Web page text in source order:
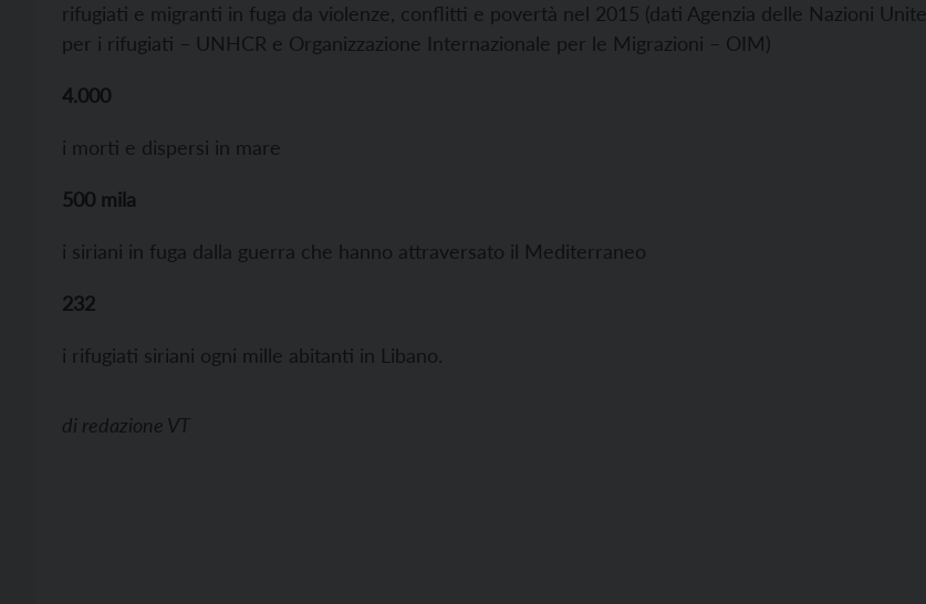
rifugiati e migranti in fuga da violenze, conflitti e povertà nel 2015 (dati Agenzia delle Nazioni Unite
per i rifugiati – UNHCR e Organizzazione Internazionale per le Migrazioni – OIM)
4.000
i morti e dispersi in mare
500 mila
i siriani in fuga dalla guerra che hanno attraversato il Mediterraneo
232
i rifugiati siriani ogni mille abitanti in Libano.
di redazione VT